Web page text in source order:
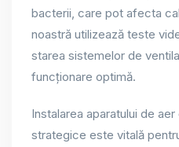
bacterii, care pot afecta
noastră utilizează teste
starea sistemelor de
funcționare optimă.
Instalarea aparatului de
strategice este vitală